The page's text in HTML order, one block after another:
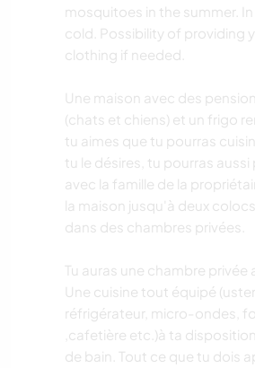
mosquitoes in the summer.
cold. Possibility of providing
clothing if needed.
Une maison avec des
(chats et chiens) et un frigo
tu aimes que tu pourras
tu le désires, tu pourras
avec la famille de la
la maison jusqu'à deux
dans des chambres privées.
Tu auras une chambre privée
Une cuisine tout équipé
réfrigérateur, micro-ondes,
,cafetière etc.)à ta
de bain. Tout ce que tu dois